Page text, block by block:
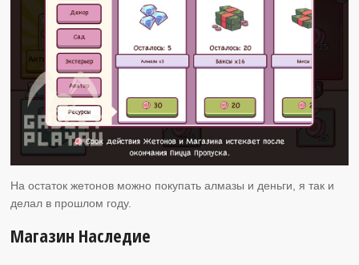
На остаток жетонов можно покупать алмазы и деньги, я так и
делал в прошлом году.
Магазин Наследие